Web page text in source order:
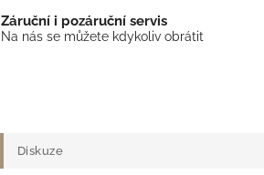
Záruční i pozáruční servis
Na nás se můžete kdykoliv obrátit
Diskuze